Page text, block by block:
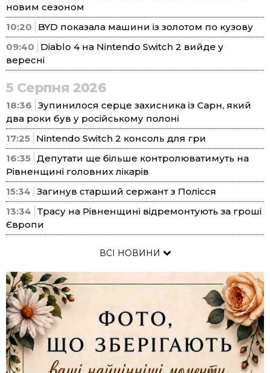
новим сезоном
10:20
BYD показала машини із золотом по кузову
09:40
Diablo 4 на Nintendo Switch 2 вийде у
вересні
5 Серпня 2026
18:36 Зупинилося серце захисника із Сарн, який
два роки був у російському полоні
17:25 Nintendo Switch 2 консоль для гри
16:35 Депутати ще більше контролюватимуть на
Рівненщині головних лікарів
15:34 Загинув старший сержант з Полісся
13:34 Трасу на Рівненщині відремонтують за гроші
Європи
ВСІ НОВИНИ